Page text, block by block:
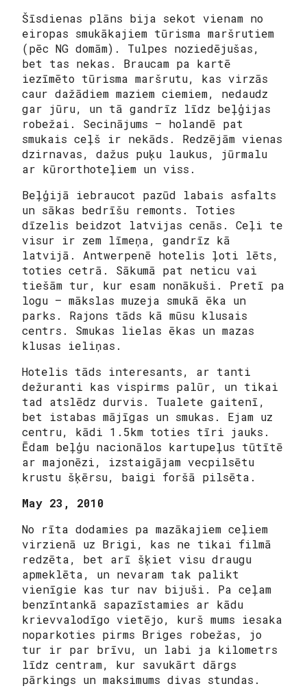
Šīsdienas plāns bija sekot vienam no
eiropas smukākajiem tūrisma maršrutiem
(pēc NG domām). Tulpes noziedējušas,
bet tas nekas. Braucam pa kartē
iezīmēto tūrisma maršrutu, kas virzās
caur dažādiem maziem ciemiem, nedaudz
gar jūru, un tā gandrīz līdz beļģijas
robežai. Secinājums – holandē pat
smukais ceļš ir nekāds. Redzējām vienas
dzirnavas, dažus puķu laukus, jūrmalu
ar kūrorthoteļiem un viss.
Beļģijā iebraucot pazūd labais asfalts
un sākas bedrīšu remonts. Toties
dīzelis beidzot latvijas cenās. Ceļi te
visur ir zem līmeņa, gandrīz kā
latvijā. Antwerpenē hotelis ļoti lēts,
toties cetrā. Sākumā pat neticu vai
tiešām tur, kur esam nonākuši. Pretī pa
logu – mākslas muzeja smukā ēka un
parks. Rajons tāds kā mūsu klusais
centrs. Smukas lielas ēkas un mazas
klusas ieliņas.
Hotelis tāds interesants, ar tanti
dežuranti kas vispirms palūr, un tikai
tad atslēdz durvis. Tualete gaitenī,
bet istabas mājīgas un smukas. Ejam uz
centru, kādi 1.5km toties tīri jauks.
Ēdam beļģu nacionālos kartupeļus tūtītē
ar majonēzi, izstaigājam vecpilsētu
krustu šķērsu, baigi foršā pilsēta.
May 23, 2010
No rīta dodamies pa mazākajiem ceļiem
virzienā uz Brigi, kas ne tikai filmā
redzēta, bet arī šķiet visu draugu
apmeklēta, un nevaram tak palikt
vienīgie kas tur nav bijuši. Pa ceļam
benzīntankā sapazīstamies ar kādu
krievvalodīgo vietējo, kurš mums iesaka
noparkoties pirms Briges robežas, jo
tur ir par brīvu, un labi ja kilometrs
līdz centram, kur savukārt dārgs
pārkings un maksimums divas stundas.